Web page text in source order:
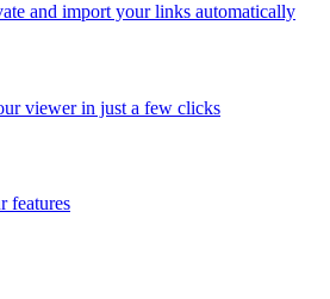
and import your links automatically
viewer in just a few clicks
features